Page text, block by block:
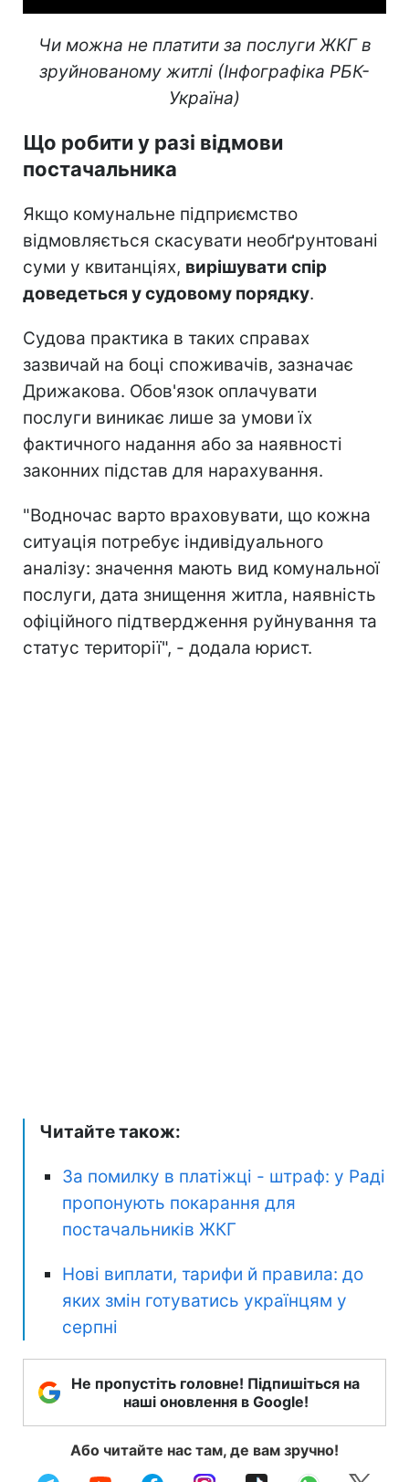
Чи можна не платити за послуги ЖКГ в
зруйнованому житлі (Інфографіка РБК-
Україна)
Що робити у разі відмови
постачальника
Якщо комунальне підприємство
відмовляється скасувати необґрунтовані
суми у квитанціях, вирішувати спір
доведеться у судовому порядку.
Судова практика в таких справах
зазвичай на боці споживачів, зазначає
Дрижакова. Обов'язок оплачувати
послуги виникає лише за умови їх
фактичного надання або за наявності
законних підстав для нарахування.
"Водночас варто враховувати, що кожна
ситуація потребує індивідуального
аналізу: значення мають вид комунальної
послуги, дата знищення житла, наявність
офіційного підтвердження руйнування та
статус території", - додала юрист.
Читайте також:
За помилку в платіжці - штраф: у Раді
пропонують покарання для
постачальників ЖКГ
Нові виплати, тарифи й правила: до
яких змін готуватись українцям у
серпні
Не пропустіть головне! Підпишіться на
наші оновлення в Google!
Або читайте нас там, де вам зручно!